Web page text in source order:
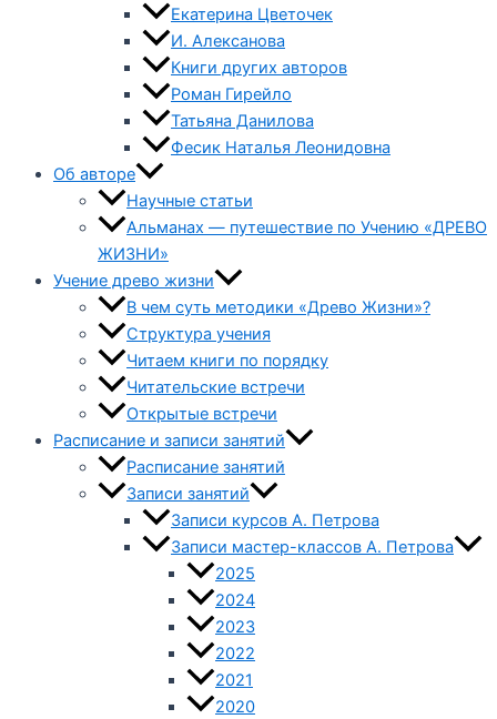
Екатерина Цветочек
И. Алексанова
Книги других авторов
Роман Гирейло
Татьяна Данилова
Фесик Наталья Леонидовна
Об авторе
Научные статьи
Альманах — путешествие по Учению «ДРЕВО
ЖИЗНИ»
Учение древо жизни
В чем суть методики «Древо Жизни»?
Структура учения
Читаем книги по порядку
Читательские встречи
Открытые встречи
Расписание и записи занятий
Расписание занятий
Записи занятий
Записи курсов А. Петрова
Записи мастер-классов А. Петрова
2025
2024
2023
2022
2021
2020